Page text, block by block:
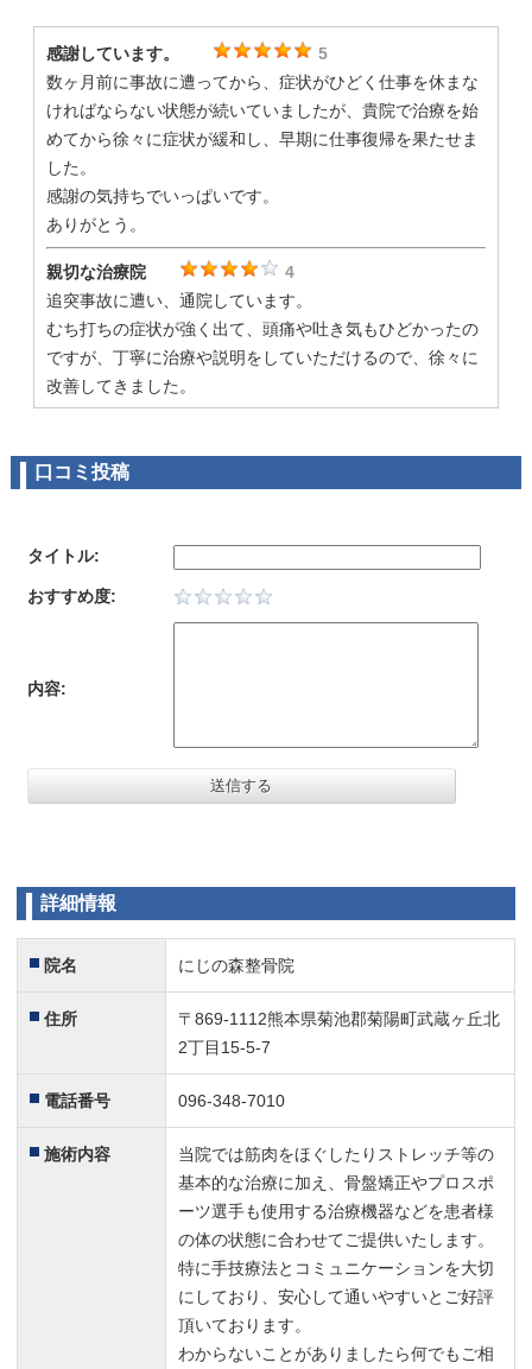
感謝しています。
5
数ヶ月前に事故に遭ってから、症状がひどく仕事を休まな
ければならない状態が続いていましたが、貴院で治療を始
めてから徐々に症状が緩和し、早期に仕事復帰を果たせま
した。
感謝の気持ちでいっぱいです。
ありがとう。
親切な治療院
4
追突事故に遭い、通院しています。
むち打ちの症状が強く出て、頭痛や吐き気もひどかったの
ですが、丁寧に治療や説明をしていただけるので、徐々に
改善してきました。
むち打ちの症状が強く出て、首がほとんど動かせなかった
のですが、だんだんと痛みが取れてきて首がまわせるよう
とにかく丁寧に毎回治療してくれるのでとても助かってい
ます。ありがとうございます。
おかげ様でよくなりました。
5
その時以来でしたが、とっても丁寧で上手でした！
仕事帰りに治療に通えた。
ありがとうございました。
いつも仕事前に治療に行っていました。
い違う形の枕に変えてくれました。
むち打ちは後遺症が残ると大変だと聞いていたので、しっ
かり治療できてたすかりました。
先月、にじの森整骨院での治療を終えました。
いままで整骨院には行ったことなく不安だらけでしたが、
毎回症状をしっかり聞いてくれて色々な方向から治療して
また、夜九時まで診療しているところも仕事帰りに通院で
きたので助かりました。
またよろしくお願いします。
口コミ投稿
タイトル:
おすすめ度:
内容:
詳細情報
院名 にじの森整骨院
住所
〒869-1112熊本県菊池郡菊陽町武蔵ヶ丘北
2丁目15-5-7
電話番号 096-348-7010
施術内容
当院では筋肉をほぐしたりストレッチ等の
基本的な治療に加え、骨盤矯正やプロスポ
ーツ選手も使用する治療機器などを患者様
の体の状態に合わせてご提供いたします。
特に手技療法とコミュニケーションを大切
にしており、安心して通いやすいとご好評
頂いております。
わからないことがありましたら何でもご相